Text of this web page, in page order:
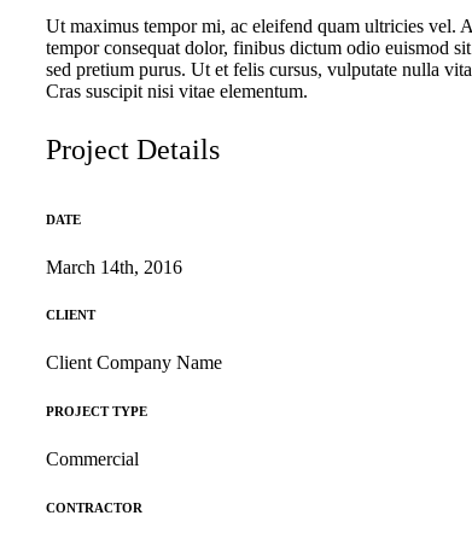
Ut maximus tempor mi, ac eleifend quam ultricies vel.
tempor consequat dolor, finibus dictum odio euismod
sed pretium purus. Ut et felis cursus, vulputate nulla
Cras suscipit nisi vitae elementum.
Project Details
DATE
March 14th, 2016
CLIENT
Client Company Name
PROJECT TYPE
Commercial
CONTRACTOR